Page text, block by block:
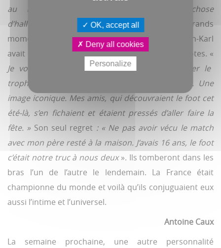
au Brésil a de toute façon quelque chose
d’hallucinatoire.
» Biberonné aux VHS des grands
moments des Coupes du monde, le jeune Jean-Karl
avait bien observé un décalage entre lui et ses potes. «
Je voulais à tout prix voir Deschamps soulever le
trophée comme Maradona l’avait fait avant lui. Une
image iconique. Mes amis, qui découvraient le foot cet
été-là, s’en fichaient et étaient pressés d’aller faire la
fête. » Son seul regret : « Ne pas avoir vécu le match
avec mon père resté à la maison. J’avais 16 ans, le foot
c’était notre truc à nous deux». Ils tomberont dans les
bras l’un de l’autre le lendemain. La France était
championne du monde et voilà qu’ils conjuguaient eux
aussi l’intime et l’universel.
Antoine Caux
La semaine prochaine, une autre personnalité
OK, accept all
Deny all cookies
Personalize